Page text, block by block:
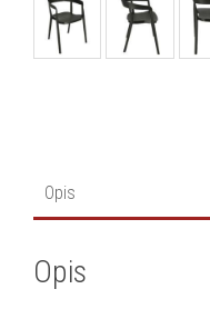
Opis
Opis